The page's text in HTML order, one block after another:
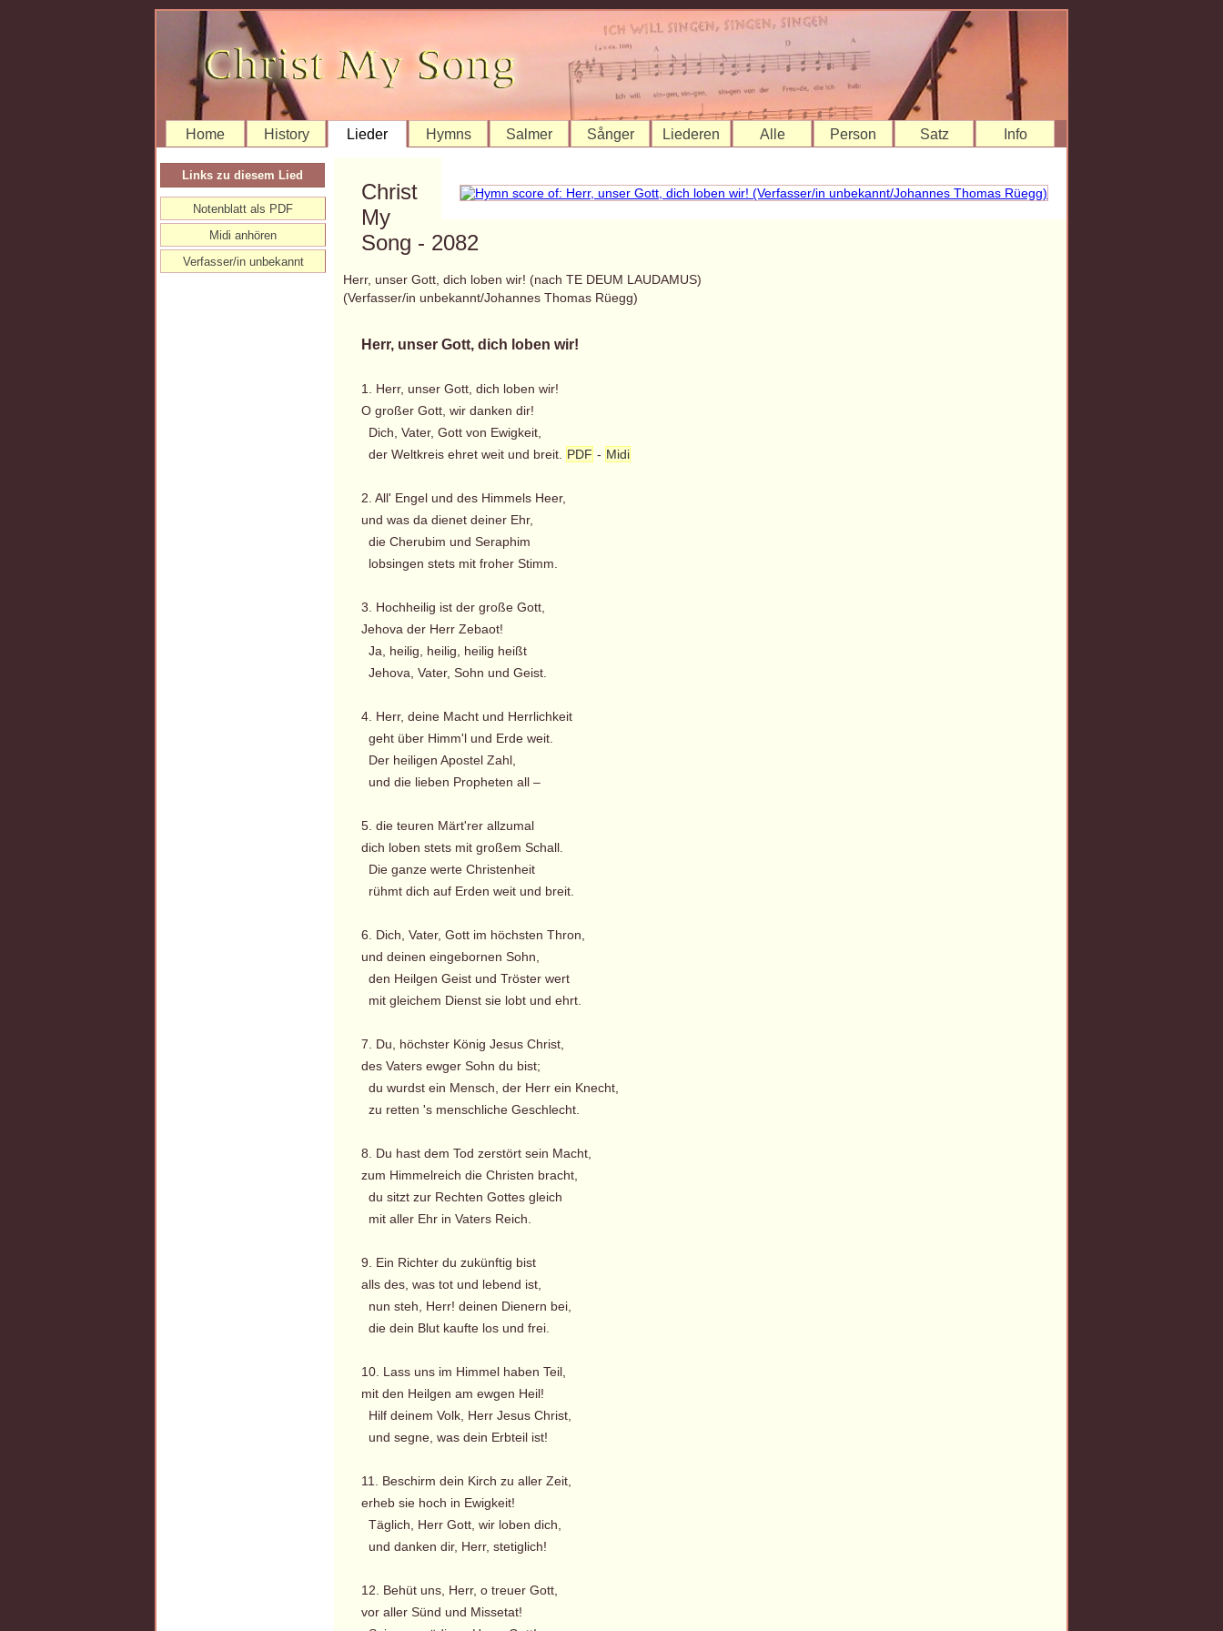
Home History Lieder Hymns Salmer Sånger Liederen Alle Person Satz Info
Christ
My
Song - 2082
Herr, unser Gott, dich loben wir! (nach TE DEUM LAUDAMUS)
(Verfasser/in unbekannt/Johannes Thomas Rüegg)
Herr, unser Gott, dich loben wir!
1. Herr, unser Gott, dich loben wir!
O großer Gott, wir danken dir!
Dich, Vater, Gott von Ewigkeit,
der Weltkreis ehret weit und breit.
PDF - Midi
2. All' Engel und des Himmels Heer,
und was da dienet deiner Ehr,
die Cherubim und Seraphim
lobsingen stets mit froher Stimm.
3. Hochheilig ist der große Gott,
Jehova der Herr Zebaot!
Ja, heilig, heilig, heilig heißt
Jehova, Vater, Sohn und Geist.
4. Herr, deine Macht und Herrlichkeit
geht über Himm'l und Erde weit.
Der heiligen Apostel Zahl,
und die lieben Propheten all –
5. die teuren Märt'rer allzumal
dich loben stets mit großem Schall.
Die ganze werte Christenheit
rühmt dich auf Erden weit und breit.
6. Dich, Vater, Gott im höchsten Thron,
und deinen eingebornen Sohn,
den Heilgen Geist und Tröster wert
mit gleichem Dienst sie lobt und ehrt.
7. Du, höchster König Jesus Christ,
des Vaters ewger Sohn du bist;
du wurdst ein Mensch, der Herr ein Knecht,
zu retten 's menschliche Geschlecht.
8. Du hast dem Tod zerstört sein Macht,
zum Himmelreich die Christen bracht,
du sitzt zur Rechten Gottes gleich
mit aller Ehr in Vaters Reich.
9. Ein Richter du zukünftig bist
alls des, was tot und lebend ist,
nun steh, Herr! deinen Dienern bei,
die dein Blut kaufte los und frei.
10. Lass uns im Himmel haben Teil,
mit den Heilgen am ewgen Heil!
Hilf deinem Volk, Herr Jesus Christ,
und segne, was dein Erbteil ist!
11. Beschirm dein Kirch zu aller Zeit,
erheb sie hoch in Ewigkeit!
Täglich, Herr Gott, wir loben dich,
und danken dir, Herr, stetiglich!
12. Behüt uns, Herr, o treuer Gott,
vor aller Sünd und Missetat!
Links zu diesem Lied
Notenblatt als PDF
Midi anhören
Verfasser/in unbekannt